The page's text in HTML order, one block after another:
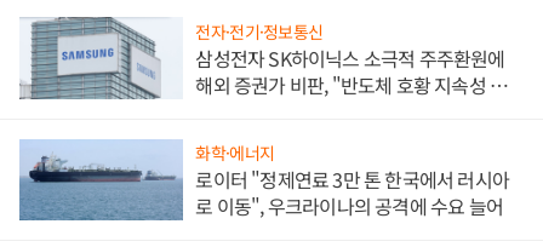
전자·전기·정보통신
삼성전자 SK하이닉스 소극적 주주환원에
해외 증권가 비판, "반도체 호황 지속성 의
화학·에너지
로이터 "정제연료 3만 톤 한국에서 러시아
로 이동", 우크라이나의 공격에 수요 늘어